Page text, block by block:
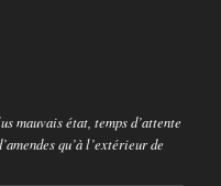
mauvais état, temps d’attente
qu’à l’extérieur de